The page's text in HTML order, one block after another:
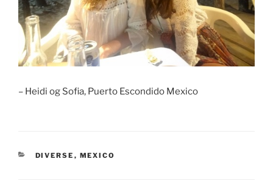
– Heidi og Sofia, Puerto Escondido Mexico
KATEGORIER
DIVERSE , MEXICO